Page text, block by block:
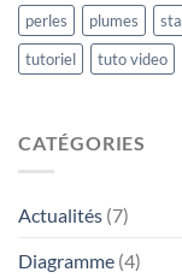
perles
plumes
tutoriel
tuto video
CATÉGORIES
Actualités (7)
Diagramme (4)